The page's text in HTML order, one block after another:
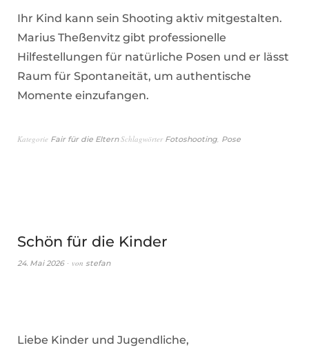
Ihr Kind kann sein Shooting aktiv mitgestalten.
Marius Theßenvitz gibt professionelle
Hilfestellungen für natürliche Posen und er lässt
Raum für Spontaneität, um authentische
Momente einzufangen.
Kategorie Fair für die Eltern Schlagwörter Fotoshooting, Pose
Schön für die Kinder
24. Mai 2026 von stefan
Liebe Kinder und Jugendliche,